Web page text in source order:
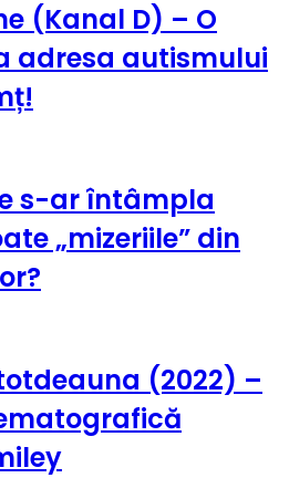
(Kanal D) – O
adresa autismului
s-ar întâmpla
„mizeriile” din
(2022) –